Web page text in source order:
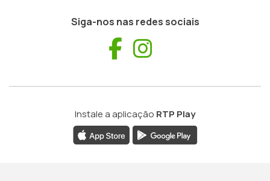
Siga-nos nas redes sociais
Facebook
Instale a aplicação RTP Play